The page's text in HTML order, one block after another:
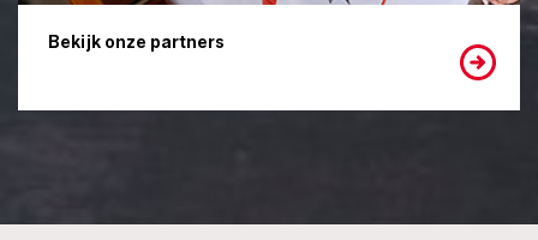
Bekijk onze partners